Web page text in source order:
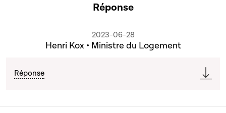
Réponse
2023-06-28
Henri Kox • Ministre du Logement
Réponse